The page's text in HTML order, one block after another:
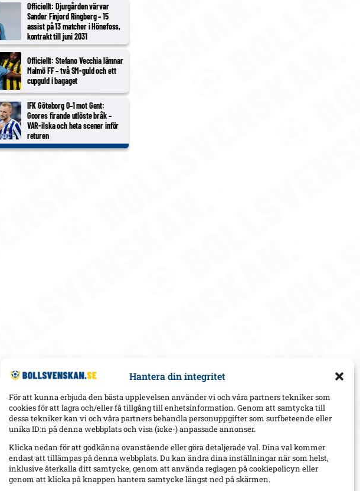
Hantera din integritet
För att kunna erbjuda den bästa upplevelsen använder vi och våra partners tekniker som
cookies för att lagra och/eller få tillgång till enhetsinformation. Genom att samtycka till
dessa tekniker kan vi och våra partners behandla personuppgifter som surfbeteende eller
unika ID:n på denna webbplats och visa (icke-) anpassade annonser.
Klicka nedan för att godkänna ovanstående eller göra detaljerade val. Dina val kommer
endast att tillämpas på denna webbplats. Du kan ändra dina inställningar när som helst,
inklusive återkalla ditt samtycke, genom att använda reglagen på cookiepolicyn eller
genom att klicka på knappen hantera samtycke längst ned på skärmen.
Officiellt: Djurgården värvar
Sander Finjord Ringberg – 15
assist på 13 matcher i Hönefoss,
kontrakt till juni 2031
Officiellt: Stefano Vecchia lämnar
Malmö FF – två SM-guld och ett
cupguld i bagaget
IFK Göteborg 0–1 mot Gent:
Goores firande utlöste bråk –
VAR-ilska och heta scener inför
returen